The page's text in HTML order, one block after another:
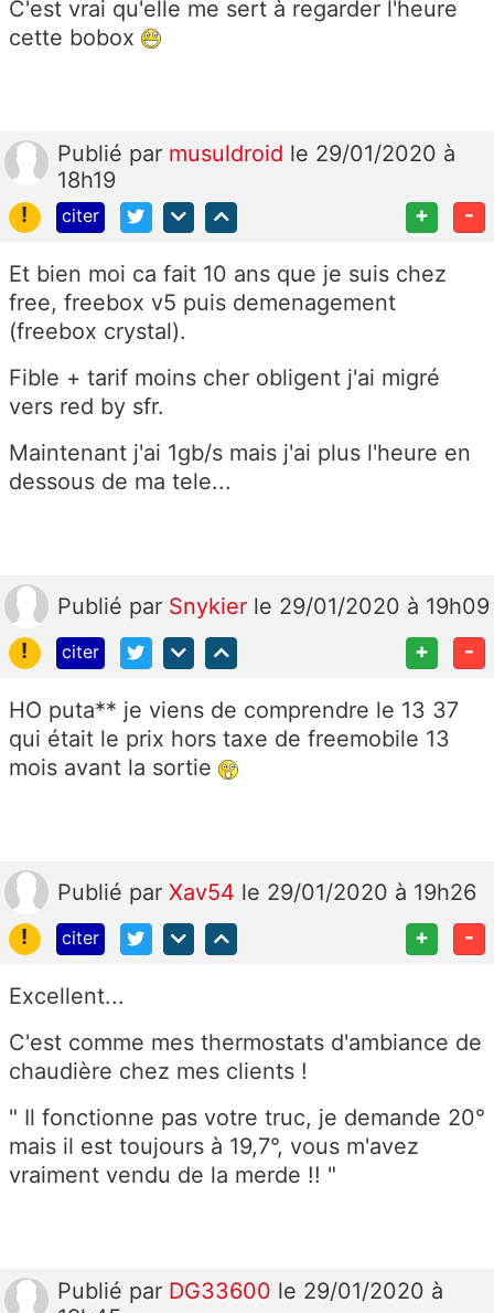
C'est vrai qu'elle me sert à regarder l'heure
cette bobox
Publié par musuldroid le 29/01/2020 à
18h19
!
citer + -
Et bien moi ca fait 10 ans que je suis chez
free, freebox v5 puis demenagement
(freebox crystal).
Fible + tarif moins cher obligent j'ai migré
vers red by sfr.
Maintenant j'ai 1gb/s mais j'ai plus l'heure en
dessous de ma tele...
Publié par Snykier le 29/01/2020 à 19h09
!
citer + -
HO puta** je viens de comprendre le 13 37
qui était le prix hors taxe de freemobile 13
mois avant la sortie
Publié par Xav54 le 29/01/2020 à 19h26
!
citer + -
Excellent...
C'est comme mes thermostats d'ambiance de
chaudière chez mes clients !
" Il fonctionne pas votre truc, je demande 20°
mais il est toujours à 19,7°, vous m'avez
vraiment vendu de la merde !! "
Publié par DG33600 le 29/01/2020 à